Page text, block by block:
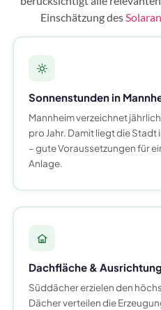
Einschätzung des
Sonnenstunden in
Mannheim verzeichnet
pro Jahr. Damit liegt die
– gute Voraussetzungen für
Anlage.
Dachfläche & Ausrichtung
Süddächer erzielen den
Dächer verteilen die